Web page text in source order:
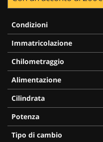
Condizioni
Immatricolazione
Chilometraggio
Alimentazione
Cilindrata
Potenza
Tipo di cambio